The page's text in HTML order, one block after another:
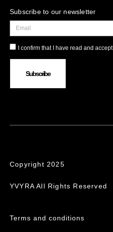
Subscribe to our newsletter
I confirm that I have read and
Subscribe
Copyright 2025
YVYRA All Rights Reserved
Terms and conditions